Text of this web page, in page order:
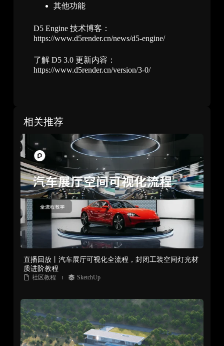
其他功能
D5 Engine 技术博客：
https://www.d5render.cn/news/d5-engine/
了解 D5 3.0 更新内容：
https://www.d5render.cn/version/3-0/
相关推荐
直播回放丨汽车展厅可视化全流程，封闭工装空间灯光材
质进阶教程
社区教程 SketchUp